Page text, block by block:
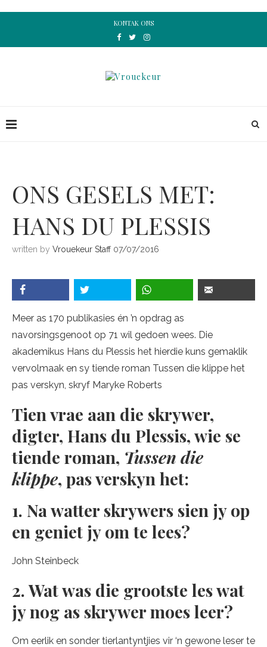
KONTAK ONS
ONS GESELS MET:
HANS DU PLESSIS
written by Vrouekeur Staff 07/07/2016
Meer as 170 publikasies én ’n opdrag as
navorsingsgenoot op 71 wil gedoen wees. Die
akademikus Hans du Plessis het hierdie kuns gemaklik
vervolmaak en sy tiende roman Tussen die klippe het
pas verskyn, skryf Maryke Roberts
Tien vrae aan die skrywer,
digter, Hans du Plessis, wie se
tiende roman, Tussen die
klippe, pas verskyn het:
1. Na watter skrywers sien jy op
en geniet jy om te lees?
John Steinbeck
2. Wat was die grootste les wat
jy nog as skrywer moes leer?
Om eerlik en sonder tierlantyntjies vir ‘n gewone leser te